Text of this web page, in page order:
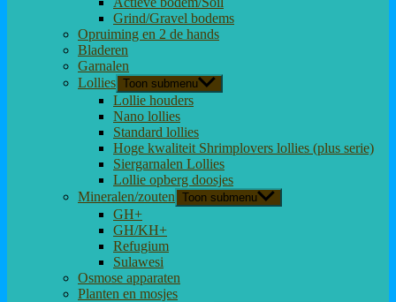
Grind/Gravel bodems
Opruiming en 2 de hands
Bladeren
Garnalen
Lollies Toon submenu
Lollie houders
Nano lollies
Standard lollies
Hoge kwaliteit Shrimplovers lollies (plus serie)
Siergarnalen Lollies
Lollie opberg doosjes
Mineralen/zouten Toon submenu
GH+
GH/KH+
Refugium
Sulawesi
Osmose apparaten
Planten en mosjes